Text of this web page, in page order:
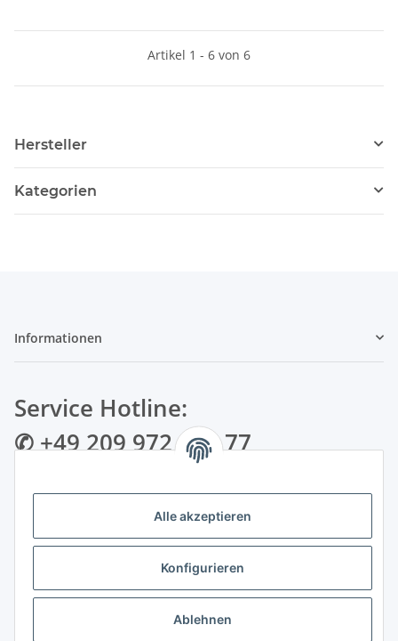
Alle akzeptieren
Konfigurieren
Ablehnen
Artikel 1 - 6 von 6
Hersteller
Kategorien
Informationen
Service Hotline:
✆ +49 209 972 995 77
Gewerkenstraße 34 | 45881 Gelsenkirchen
Zahlungsarten